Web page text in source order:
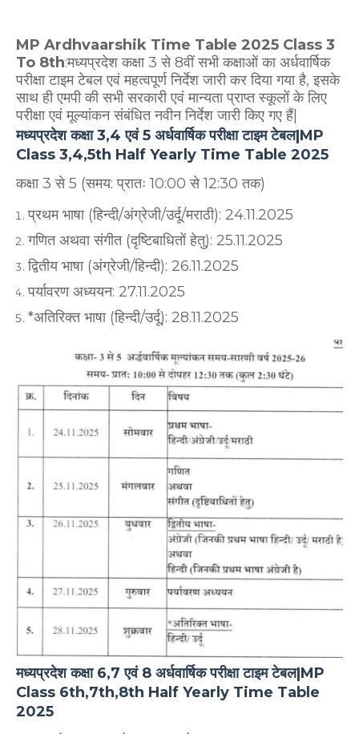
MP Ardhvaarshik Time Table 2025 Class 3
To 8th:मध्यप्रदेश कक्षा 3 से 8वीं सभी कक्षाओं का अर्धवार्षिक
परीक्षा टाइम टेबल एवं महत्वपूर्ण निर्देश जारी कर दिया गया है, इसके
साथ ही एमपी की सभी सरकारी एवं मान्यता प्राप्त स्कूलों के लिए
परीक्षा एवं मूल्यांकन संबंधित नवीन निर्देश जारी किए गए हैं|
मध्यप्रदेश कक्षा 3,4 एवं 5 अर्धवार्षिक परीक्षा टाइम टेबल|MP
Class 3,4,5th Half Yearly Time Table 2025
कक्षा 3 से 5 (समय: प्रातः 10:00 से 12:30 तक)
प्रथम भाषा (हिन्दी/अंग्रेजी/उर्दू/मराठी): 24.11.2025
गणित अथवा संगीत (दृष्टिबाधितों हेतु): 25.11.2025
द्वितीय भाषा (अंग्रेजी/हिन्दी): 26.11.2025
पर्यावरण अध्ययन: 27.11.2025
*अतिरिक्त भाषा (हिन्दी/उर्दू): 28.11.2025
मध्यप्रदेश कक्षा 6,7 एवं 8 अर्धवार्षिक परीक्षा टाइम टेबल|MP
Class 6th,7th,8th Half Yearly Time Table
2025